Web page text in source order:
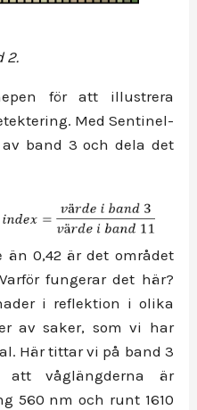
2.
för att illustrera
Med Sentinel-
band 3 och dela det
än 0,42 är det området
fungerar det här?
i reflektion i olika
av saker, som vi har
Här tittar vi på band 3
att våglängderna är
560 nm och runt 1610